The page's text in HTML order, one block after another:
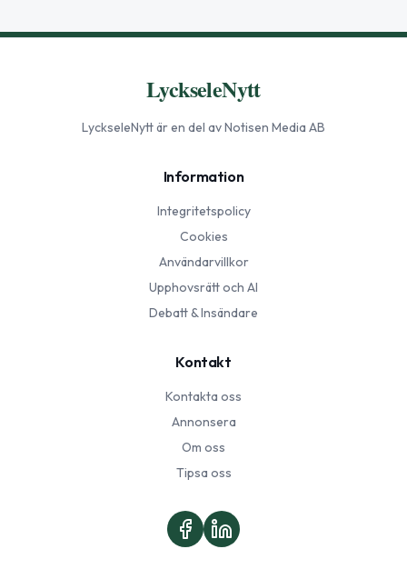
LyckseleNytt
LyckseleNyttär en del av Notisen Media AB
Information
Integritetspolicy
Cookies
Användarvillkor
Upphovsrätt och AI
Debatt & Insändare
Kontakt
Kontakta oss
Annonsera
Om oss
Tipsa oss